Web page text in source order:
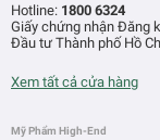
Hotline: 1800 6324
Giấy chứng nhận Đăng
Đầu tư Thành phố Hồ
Xem tất cả cửa hàng
Mỹ Phẩm High-End